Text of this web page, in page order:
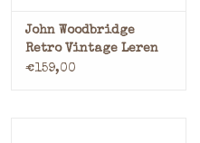
John Woodbridge
Retro Vintage Leren
Bokshelm
€159,00